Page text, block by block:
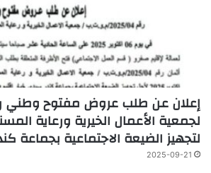
لجمعية الأعمال الخيرية ورعاية
لتجهيز الضيعة الاجتماعية بجماعة
2025-09-21